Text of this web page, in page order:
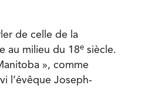
de celle de la
au milieu du 18e siècle.
», comme
l’évêque Joseph-